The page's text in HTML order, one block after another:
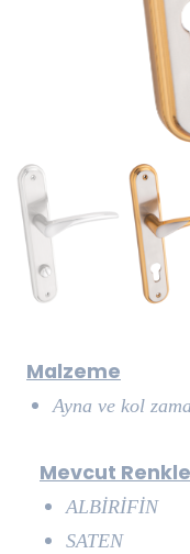
Malzeme
Ayna ve kol
Mevcut
ALBİRİFİN
SATEN